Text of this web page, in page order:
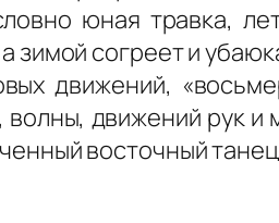
юная травка,
согреет и
движений,
движений рук и
восточный